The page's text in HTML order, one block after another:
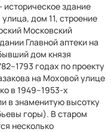
здание
дом 11, строение
Московский
Главной аптеки на
дом князя
годах по проекту
на Моховой улице
в 1949–1953-х
в знаменитую высотку
горы). В старом
несколько